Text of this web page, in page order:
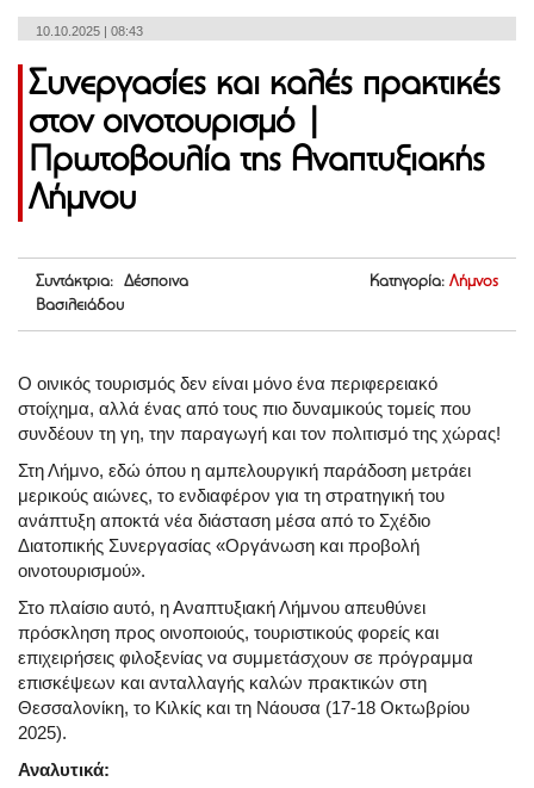
10.10.2025 | 08:43
Συνεργασίες και καλές πρακτικές
στον οινοτουρισμό |
Πρωτοβουλία της Αναπτυξιακής
Λήμνου
Συντάκτρια: Δέσποινα
Βασιλειάδου
Κατηγορία: Λήμνος
Ο οινικός τουρισμός δεν είναι μόνο ένα περιφερειακό
στοίχημα, αλλά ένας από τους πιο δυναμικούς τομείς που
συνδέουν τη γη, την παραγωγή και τον πολιτισμό της χώρας!
Στη Λήμνο, εδώ όπου η αμπελουργική παράδοση μετράει
μερικούς αιώνες, το ενδιαφέρον για τη στρατηγική του
ανάπτυξη αποκτά νέα διάσταση μέσα από το Σχέδιο
Διατοπικής Συνεργασίας «Οργάνωση και προβολή
οινοτουρισμού».
Στο πλαίσιο αυτό, η Αναπτυξιακή Λήμνου απευθύνει
πρόσκληση προς οινοποιούς, τουριστικούς φορείς και
επιχειρήσεις φιλοξενίας να συμμετάσχουν σε πρόγραμμα
επισκέψεων και ανταλλαγής καλών πρακτικών στη
Θεσσαλονίκη, το Κιλκίς και τη Νάουσα (17-18 Οκτωβρίου
2025).
Αναλυτικά: